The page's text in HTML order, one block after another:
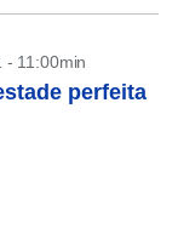
- 11:00min
perfeita